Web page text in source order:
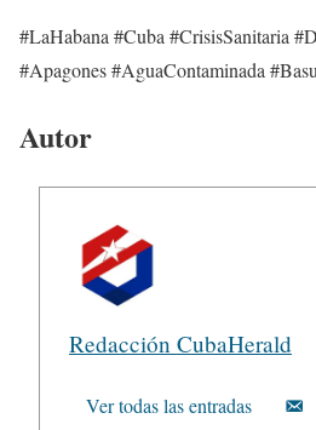
#LaHabana #Cuba #CrisisSanitaria
#Apagones #AguaContaminada
Autor
Redacción CubaHerald
Ver todas las entradas